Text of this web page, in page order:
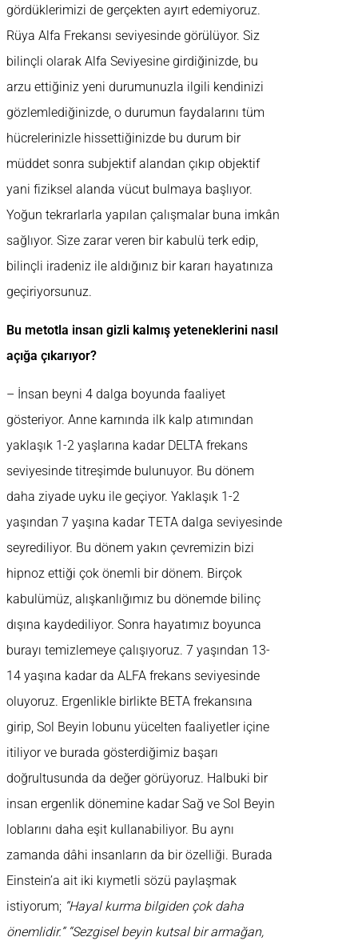
gördüklerimizi de gerçekten ayırt edemiyoruz.
Rüya Alfa Frekansı seviyesinde görülüyor. Siz
bilinçli olarak Alfa Seviyesine girdiğinizde, bu
arzu ettiğiniz yeni durumunuzla ilgili kendinizi
gözlemlediğinizde, o durumun faydalarını tüm
hücrelerinizle hissettiğinizde bu durum bir
müddet sonra subjektif alandan çıkıp objektif
yani fiziksel alanda vücut bulmaya başlıyor.
Yoğun tekrarlarla yapılan çalışmalar buna imkân
sağlıyor. Size zarar veren bir kabulü terk edip,
bilinçli iradeniz ile aldığınız bir kararı hayatınıza
geçiriyorsunuz.
Bu metotla insan gizli kalmış yeteneklerini nasıl
açığa çıkarıyor?
– İnsan beyni 4 dalga boyunda faaliyet
gösteriyor. Anne karnında ilk kalp atımından
yaklaşık 1-2 yaşlarına kadar DELTA frekans
seviyesinde titreşimde bulunuyor. Bu dönem
daha ziyade uyku ile geçiyor. Yaklaşık 1-2
yaşından 7 yaşına kadar TETA dalga seviyesinde
seyrediliyor. Bu dönem yakın çevremizin bizi
hipnoz ettiği çok önemli bir dönem. Birçok
kabulümüz, alışkanlığımız bu dönemde bilinç
dışına kaydediliyor. Sonra hayatımız boyunca
burayı temizlemeye çalışıyoruz. 7 yaşından 13-
14 yaşına kadar da ALFA frekans seviyesinde
oluyoruz. Ergenlikle birlikte BETA frekansına
girip, Sol Beyin lobunu yücelten faaliyetler içine
itiliyor ve burada gösterdiğimiz başarı
doğrultusunda da değer görüyoruz. Halbuki bir
insan ergenlik dönemine kadar Sağ ve Sol Beyin
loblarını daha eşit kullanabiliyor. Bu aynı
zamanda dâhi insanların da bir özelliği. Burada
Einstein’a ait iki kıymetli sözü paylaşmak
istiyorum; “Hayal kurma bilgiden çok daha
önemlidir.” “Sezgisel beyin kutsal bir armağan,